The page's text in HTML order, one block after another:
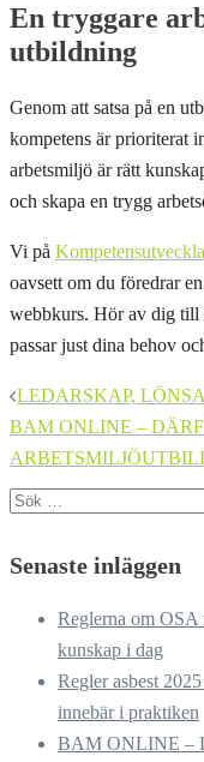
En tryggare
utbildning
Genom att satsa på en
kompetens är prioriterat
arbetsmiljö är rätt
och skapa en trygg
Vi på
oavsett om du föredrar
webbkurs. Hör av dig till
passar just dina behov
LEDARSKAP,
BAM ONLINE –
Sök
efter:
Senaste inläggen
Reglerna om OSA
kunskap i dag
Regler asbest
innebär i praktiken
BAM ONLINE –